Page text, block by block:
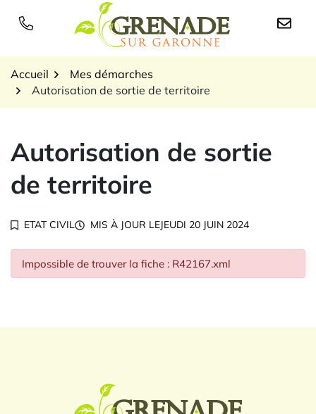
Logo Grenade sur
Accueil
Mes démarches
Autorisation de sortie de territoire
Autorisation de sortie
de territoire
ETAT CIVIL MIS À JOUR LEJEUDI 20 JUIN 2024
Impossible de trouver la fiche : R42167.xml